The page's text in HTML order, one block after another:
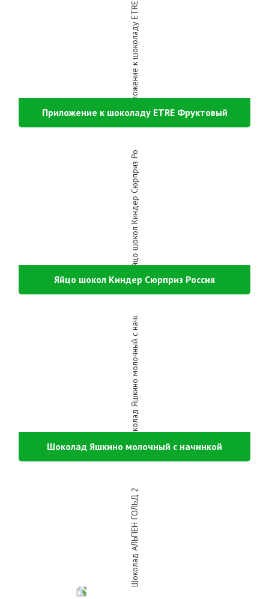
Приложение к шоколаду ETRE Фруктовый
Яйцо шокол Киндер Сюрприз Россия
Шоколад Яшкино молочный с начинкой